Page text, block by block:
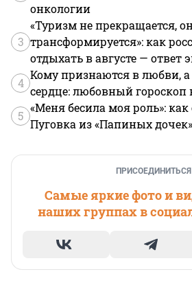
онкологии
3
«Туризм не прекращается,
трансформируется»: как
отдыхать в августе — ответ
4
Кому признаются в любви,
сердце: любовный гороскоп
5
«Меня бесила моя роль»:
Пуговка из «Папиных дочек»
ПРИСОЕДИНИТЬСЯ
Самые яркие фото и
наших группах в